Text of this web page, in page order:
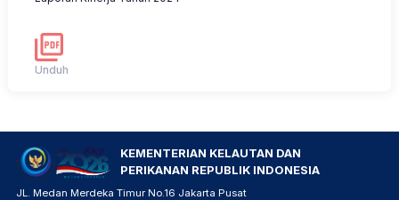
Unduh
KEMENTERIAN KELAUTAN DAN
PERIKANAN REPUBLIK INDONESIA
JL. Medan Merdeka Timur No.16 Jakarta Pusat